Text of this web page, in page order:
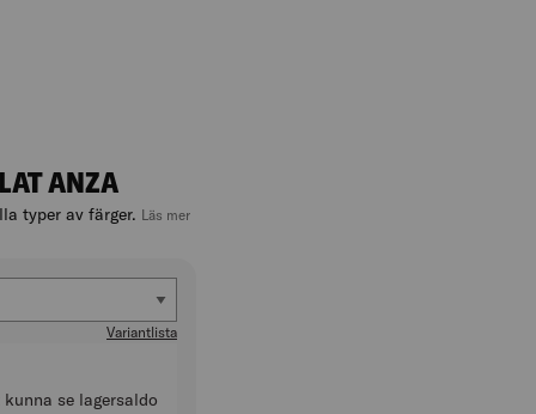
ANZA
typer av färger. Läs mer
Variantlista
kunna se lagersaldo